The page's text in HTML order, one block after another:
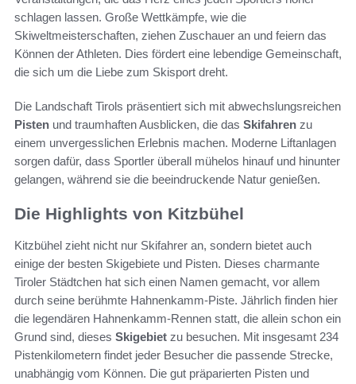
schlagen lassen. Große Wettkämpfe, wie die
Skiweltmeisterschaften, ziehen Zuschauer an und feiern das
Können der Athleten. Dies fördert eine lebendige Gemeinschaft,
die sich um die Liebe zum Skisport dreht.
Die Landschaft Tirols präsentiert sich mit abwechslungsreichen
Pisten und traumhaften Ausblicken, die das Skifahren zu
einem unvergesslichen Erlebnis machen. Moderne Liftanlagen
sorgen dafür, dass Sportler überall mühelos hinauf und hinunter
gelangen, während sie die beeindruckende Natur genießen.
Die Highlights von Kitzbühel
Kitzbühel zieht nicht nur Skifahrer an, sondern bietet auch
einige der besten Skigebiete und Pisten. Dieses charmante
Tiroler Städtchen hat sich einen Namen gemacht, vor allem
durch seine berühmte Hahnenkamm-Piste. Jährlich finden hier
die legendären Hahnenkamm-Rennen statt, die allein schon ein
Grund sind, dieses Skigebiet zu besuchen. Mit insgesamt 234
Pistenkilometern findet jeder Besucher die passende Strecke,
unabhängig vom Können. Die gut präparierten Pisten und